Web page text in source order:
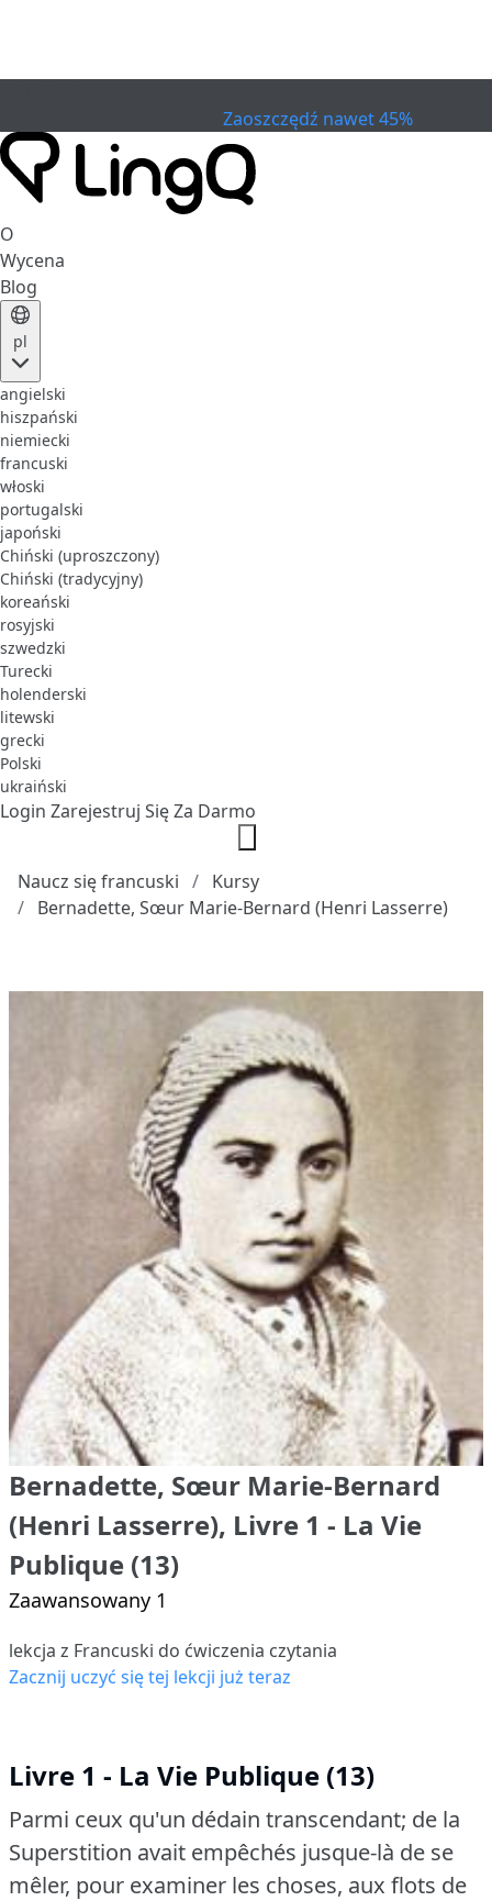
Zaoszczędź nawet 45%
O
Wycena
Blog
pl
angielski
hiszpański
niemiecki
francuski
włoski
portugalski
japoński
Chiński (uproszczony)
Chiński (tradycyjny)
koreański
rosyjski
szwedzki
Turecki
holenderski
litewski
grecki
Polski
ukraiński
Login Zarejestruj Się Za Darmo
Naucz się francuski
Kursy
Bernadette, Sœur Marie-Bernard (Henri Lasserre)
Bernadette, Sœur Marie-Bernard
(Henri Lasserre), Livre 1 - La Vie
Publique (13)
Zaawansowany 1
lekcja z Francuski do ćwiczenia czytania
Zacznij uczyć się tej lekcji już teraz
Livre 1 - La Vie Publique (13)
Parmi ceux qu'un dédain transcendant; de la
Superstition avait empêchés jusque-là de se
mêler, pour examiner les choses, aux flots de